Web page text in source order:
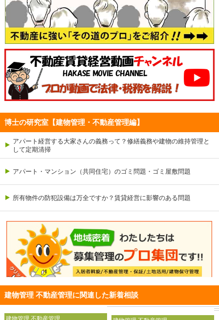
博士の研究室【建物管理・不動産管理編】
アパート経営する大家さんの義務って？修繕義務や建物の維持管理と
して定期清掃
アパート・マンション（共同住宅）のゴミ問題・ゴミ屋敷問題
所有物件の防犯設備は万全ですか？賃貸経営に影響のある問題
建物管理 不動産管理に関連した新着相談
建物管理 不動産管理